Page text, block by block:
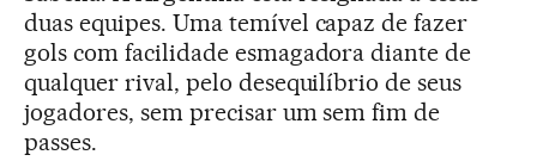
duas equipes. Uma temível capaz de fazer
gols com facilidade esmagadora diante de
qualquer rival, pelo desequilíbrio de seus
jogadores, sem precisar um sem fim de
passes.